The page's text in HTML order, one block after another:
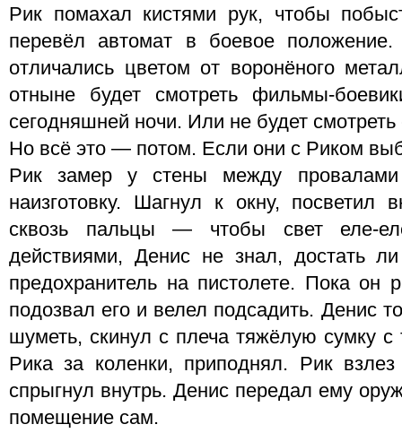
Рик помахал кистями рук, чтобы
перевёл автомат в боевое
отличались цветом от воронёного
отныне будет смотреть фильмы-
сегодняшней ночи. Или не будет
Но всё это — потом. Если они с Риком
Рик замер у стены между
наизготовку. Шагнул к окну, посветил
сквозь пальцы — чтобы свет еле-
действиями, Денис не знал, достать
предохранитель на пистолете. Пока он
подозвал его и велел подсадить. Денис
шуметь, скинул с плеча тяжёлую сумку с
Рика за коленки, приподнял. Рик
спрыгнул внутрь. Денис передал ему
помещение сам.